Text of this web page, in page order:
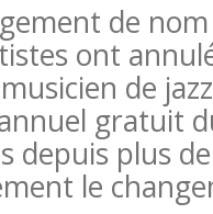
de
ont
de
gratuit
depuis plus
le